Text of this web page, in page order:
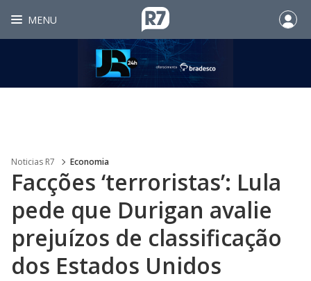
MENU
Noticias R7 Economia
Facções ‘terroristas’: Lula
pede que Durigan avalie
prejuízos de classificação
dos Estados Unidos